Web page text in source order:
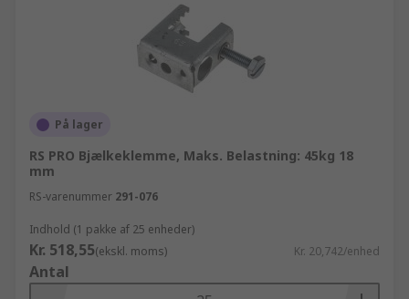
På lager
RS PRO Bjælkeklemme, Maks. Belastning: 45kg 18
mm
RS-varenummer 291-076
Indhold (1 pakke af 25 enheder)
Kr. 518,55(ekskl. moms) Kr. 20,742/enhed
Antal